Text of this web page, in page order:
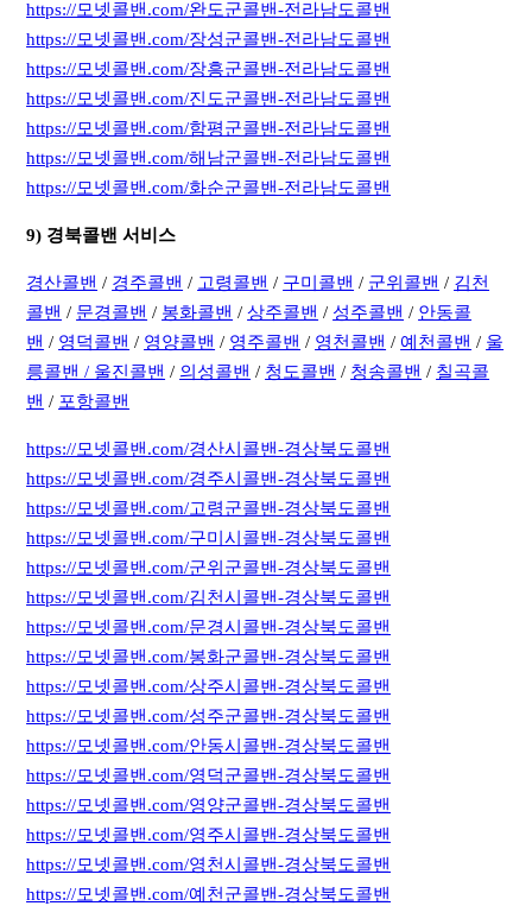
https://모넷콜밴.com/완도군콜밴-전라남도콜밴
https://모넷콜밴.com/장성군콜밴-전라남도콜밴
https://모넷콜밴.com/장흥군콜밴-전라남도콜밴
https://모넷콜밴.com/진도군콜밴-전라남도콜밴
https://모넷콜밴.com/함평군콜밴-전라남도콜밴
https://모넷콜밴.com/해남군콜밴-전라남도콜밴
https://모넷콜밴.com/화순군콜밴-전라남도콜밴
9) 경북콜밴 서비스
경산콜밴 / 경주콜밴 / 고령콜밴 / 구미콜밴 / 군위콜밴 / 김천
콜밴 / 문경콜밴 / 봉화콜밴 /상주콜밴 / 성주콜밴 / 안동콜
밴 / 영덕콜밴 / 영양콜밴 / 영주콜밴 / 영천콜밴 /예천콜밴 / 울
릉콜밴 / 울진콜밴 / 의성콜밴 / 청도콜밴 / 청송콜밴 / 칠곡콜
밴 / 포항콜밴
https://모넷콜밴.com/경산시콜밴-경상북도콜밴
https://모넷콜밴.com/경주시콜밴-경상북도콜밴
https://모넷콜밴.com/고령군콜밴-경상북도콜밴
https://모넷콜밴.com/구미시콜밴-경상북도콜밴
https://모넷콜밴.com/군위군콜밴-경상북도콜밴
https://모넷콜밴.com/김천시콜밴-경상북도콜밴
https://모넷콜밴.com/문경시콜밴-경상북도콜밴
https://모넷콜밴.com/봉화군콜밴-경상북도콜밴
https://모넷콜밴.com/상주시콜밴-경상북도콜밴
https://모넷콜밴.com/성주군콜밴-경상북도콜밴
https://모넷콜밴.com/안동시콜밴-경상북도콜밴
https://모넷콜밴.com/영덕군콜밴-경상북도콜밴
https://모넷콜밴.com/영양군콜밴-경상북도콜밴
https://모넷콜밴.com/영주시콜밴-경상북도콜밴
https://모넷콜밴.com/영천시콜밴-경상북도콜밴
https://모넷콜밴.com/예천군콜밴-경상북도콜밴